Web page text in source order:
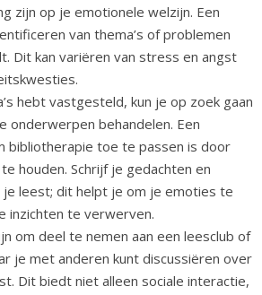
zijn op je emotionele welzijn. Een
van thema’s of problemen
Dit kan variëren van stress en angst
hebt vastgesteld, kun je op zoek gaan
onderwerpen behandelen. Een
bibliotherapie toe te passen is door
houden. Schrijf je gedachten en
leest; dit helpt je om je emoties te
inzichten te verwerven.
om deel te nemen aan een leesclub of
je met anderen kunt discussiëren over
Dit biedt niet alleen sociale interactie,